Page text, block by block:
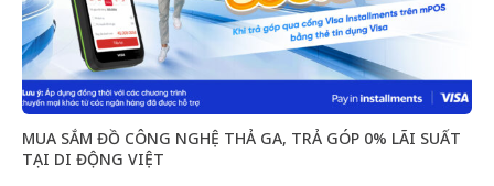
MUA SẮM ĐỒ CÔNG NGHỆ THẢ GA, TRẢ GÓP 0% LÃI SUẤT
TẠI DI ĐỘNG VIỆT